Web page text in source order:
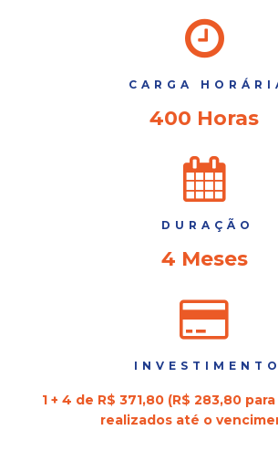
CARGA
400 Horas
DURAÇÃO
4 Meses
INVESTIMENTO
1 + 4 de R$ 371,80 (R$ 283,80
realizados até o